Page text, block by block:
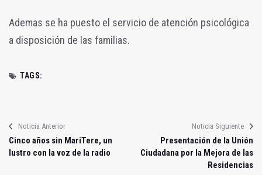
Ademas se ha puesto el servicio de atención psicológica
a disposición de las familias.
TAGS:
Noticia Anterior
Cinco años sin MariTere, un
lustro con la voz de la radio
Noticia Siguiente
Presentación de la Unión
Ciudadana por la Mejora de las
Residencias